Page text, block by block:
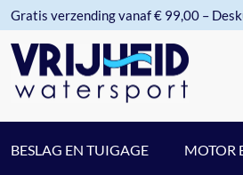
Gratis verzending vanaf € 99,00 –
BESLAG EN TUIGAGE MOTOR